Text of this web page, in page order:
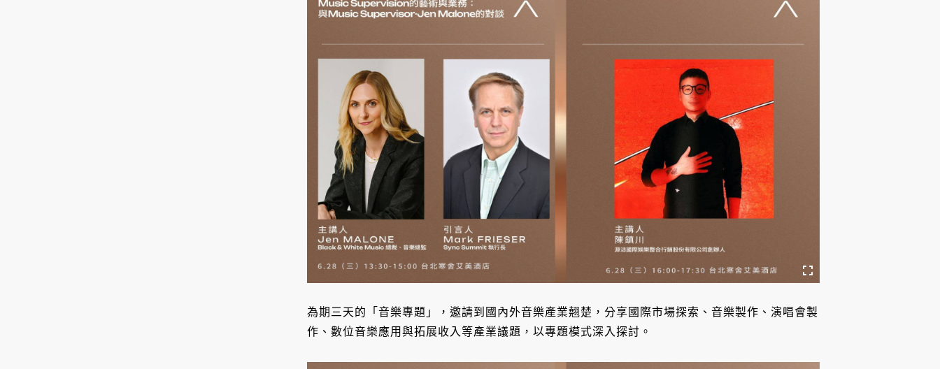
為期三天的「音樂專題」，邀請到國內外音樂產業翹楚，分享國際市場探索、音樂製作、演唱會製
作、數位音樂應用與拓展收入等產業議題，以專題模式深入探討。